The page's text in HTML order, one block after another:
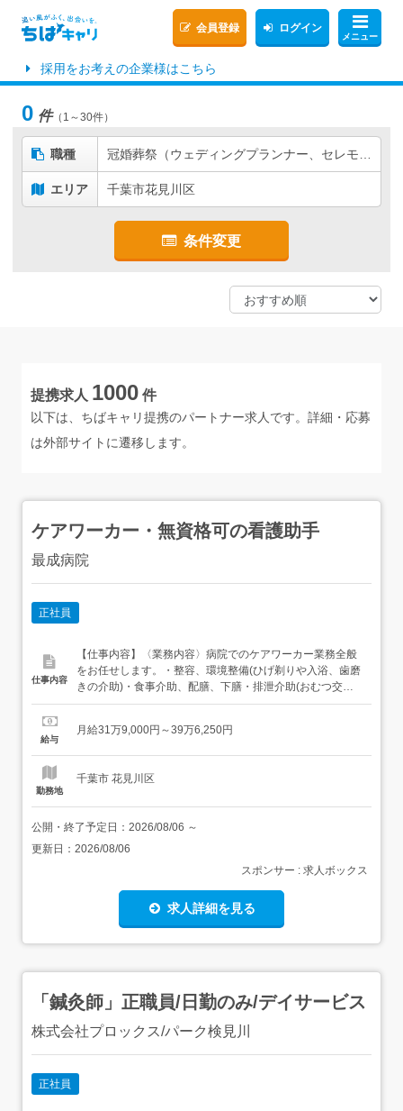
メニュー
会員登録 ログイン
採用をお考えの企業様はこちら
0 件（1～30件）
職種
エリア 千葉市花見川区
条件変更
提携求人 1000 件
以下は、ちばキャリ提携のパートナー求人です。詳細・応募
は外部サイトに遷移します。
ケアワーカー・無資格可の看護助手
最成病院
正社員
仕事内容
【仕事内容】〈業務内容〉病院でのケアワーカー業務全般
をお任せします。・整容、環境整備(ひげ剃りや入浴、歯磨
きの介助)・食事介助、配膳、下膳・排泄介助(おむつ交換
やトイレ介助、誘導)・ナースコール対応・見守り・搬送、
囲で業務内容変更の可能性あり 就業場所の変更の範囲:会社
給与
月給31万9,000円～39万6,250円
勤務地
千葉市 花見川区
公開・終了予定日： 2026/08/06 ～
更新日： 2026/08/06
スポンサー : 求人ボックス
求人詳細を見る
「鍼灸師」正職員/日勤のみ/デイサービス
株式会社プロックス/パーク検見川
正社員